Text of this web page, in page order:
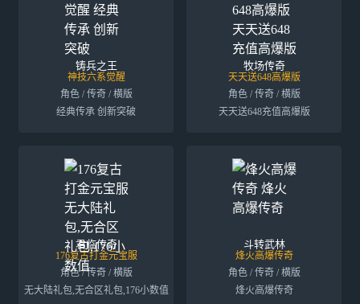
铸兵之王
神技六系觉醒
角色 / 传奇 / 横版
经典传承 创新突破
牧场传奇
天天送648高爆版
角色 / 传奇 / 横版
天天送648充值高爆版
君临传奇
176复古打金元宝服
角色 / 传奇 / 横版
无大陆礼包,无合区礼包,176小数值
斗转武林
烽火高爆传奇
角色 / 传奇 / 横版
烽火高爆传奇